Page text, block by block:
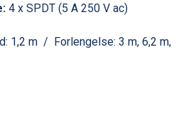
4 x SPDT (5 A 250 V ac)
1,2 m / Forlengelse: 3 m, 6,2 m,